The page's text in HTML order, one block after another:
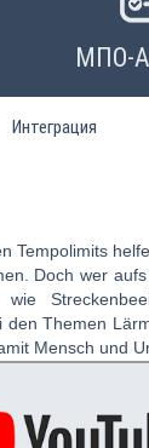
МПО-
Интеграция
Tempolimits
Doch wer
Themen
Mensch und